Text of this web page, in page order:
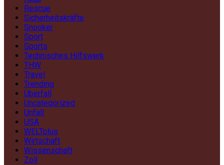
Rescue
Sicherheitskräfte
Snooker
Sport
Sports
Technisches Hilfswerk
THW
Travel
Trending
Überfall
Uncategorized
Unfall
USA
WELTplus
Wirtschaft
Wissenschaft
Zoll